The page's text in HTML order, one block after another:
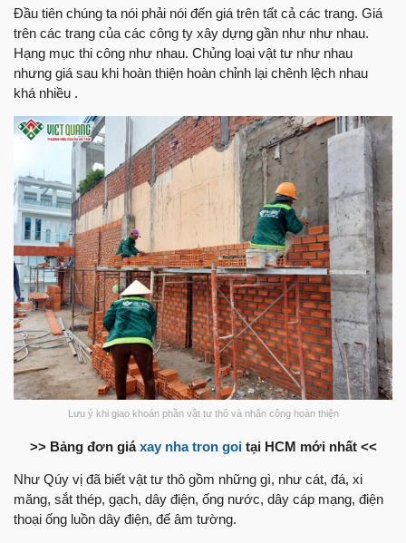
Đầu tiên chúng ta nói phải nói đến giá trên tất cả các trang. Giá
trên các trang của các công ty xây dựng gần như như nhau.
Hạng mục thi công như nhau. Chủng loại vật tư như nhau
nhưng giá sau khi hoàn thiện hoàn chỉnh lại chênh lệch nhau
khá nhiều .
Lưu ý khi giao khoán phần vật tư thô và nhân công hoàn thiện
>> Bảng đơn giáxay nha tron goitại HCM mới nhất <<
Như Qúy vị đã biết vật tư thô gồm những gì, như cát, đá, xi
măng, sắt thép, gạch, dây điện, ống nước, dây cáp mạng, điện
thoại ống luồn dây điện, đế âm tường.